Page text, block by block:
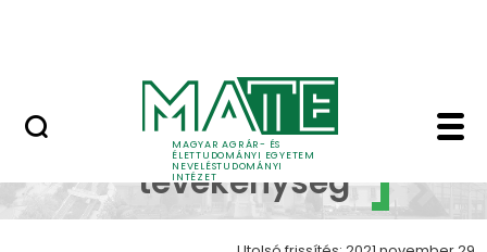
MAGYAR AGRÁR- ÉS
ÉLETTUDOMÁNYI EGYETEM
NEVELÉSTUDOMÁNYI
INTÉZET
KutatásiKutatási
tevékenység